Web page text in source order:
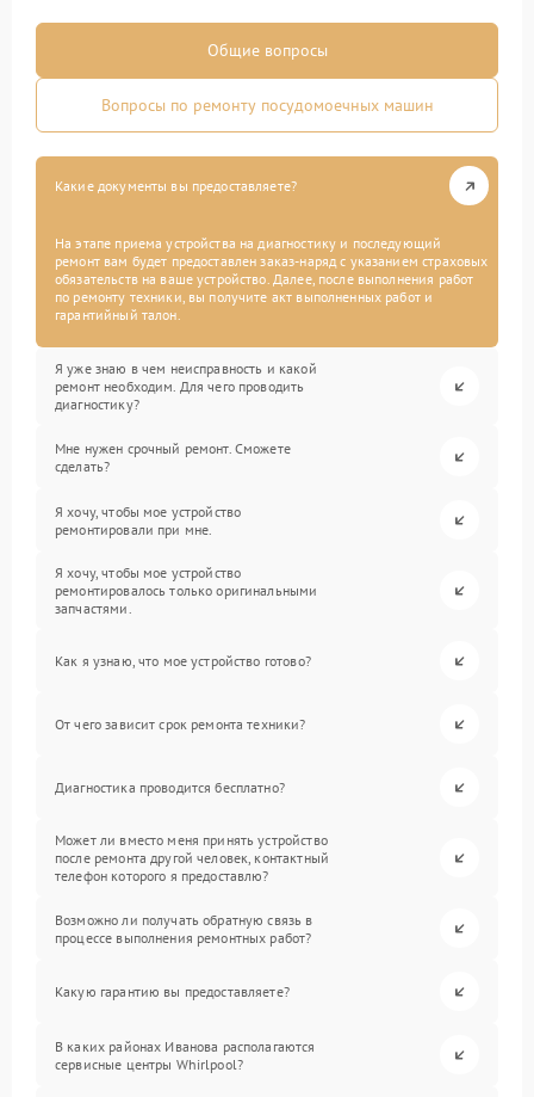
Общие вопросы
Вопросы по ремонту посудомоечных машин
Какие документы вы предоставляете?
На этапе приема устройства на диагностику и последующий
ремонт вам будет предоставлен заказ-наряд с указанием страховых
обязательств на ваше устройство. Далее, после выполнения работ
по ремонту техники, вы получите акт выполненных работ и
гарантийный талон.
Я уже знаю в чем неисправность и какой
ремонт необходим. Для чего проводить
диагностику?
Мне нужен срочный ремонт. Сможете
сделать?
Я хочу, чтобы мое устройство
ремонтировали при мне.
Я хочу, чтобы мое устройство
ремонтировалось только оригинальными
запчастями.
Как я узнаю, что мое устройство готово?
От чего зависит срок ремонта техники?
Диагностика проводится бесплатно?
Может ли вместо меня принять устройство
после ремонта другой человек, контактный
телефон которого я предоставлю?
Возможно ли получать обратную связь в
процессе выполнения ремонтных работ?
Какую гарантию вы предоставляете?
В каких районах Иванова располагаются
сервисные центры Whirlpool?